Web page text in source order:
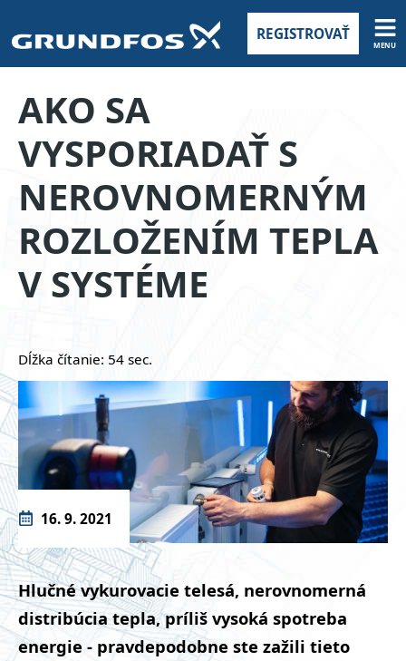
REGISTROVAŤ
MENU
Webové
stránky
na
mieru
AKO SA
VYSPORIADAŤ S
NEROVNOMERNÝM
ROZLOŽENÍM TEPLA
V SYSTÉME
Dĺžka čítanie: 54 sec.
16. 9. 2021
Hlučné vykurovacie telesá, nerovnomerná
distribúcia tepla, príliš vysoká spotreba
energie - pravdepodobne ste zažili tieto